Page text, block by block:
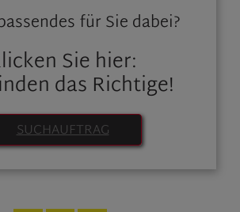
für Sie dabei?
Sie hier:
das Richtige!
SUCHAUFTRAG